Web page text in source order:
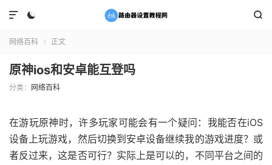
 

网络百科  正文
原神ios和安卓能互登吗
分类： 网络百科
在游玩原神时，许多玩家可能会有一个疑问：我能否在iOS
设备上玩游戏，然后切换到安卓设备继续我的游戏进度？或
者反过来，这是否可行？实际上是可以的，不同平台之间的